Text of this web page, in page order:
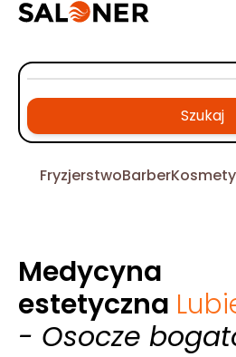
Szukaj
FryzjerstwoBarber
Medycyna
estetyczna
- Osocze